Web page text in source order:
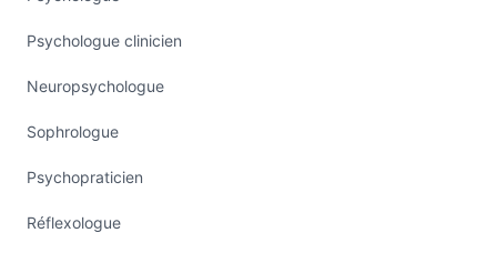
Psychologue clinicien
Neuropsychologue
Sophrologue
Psychopraticien
Réflexologue